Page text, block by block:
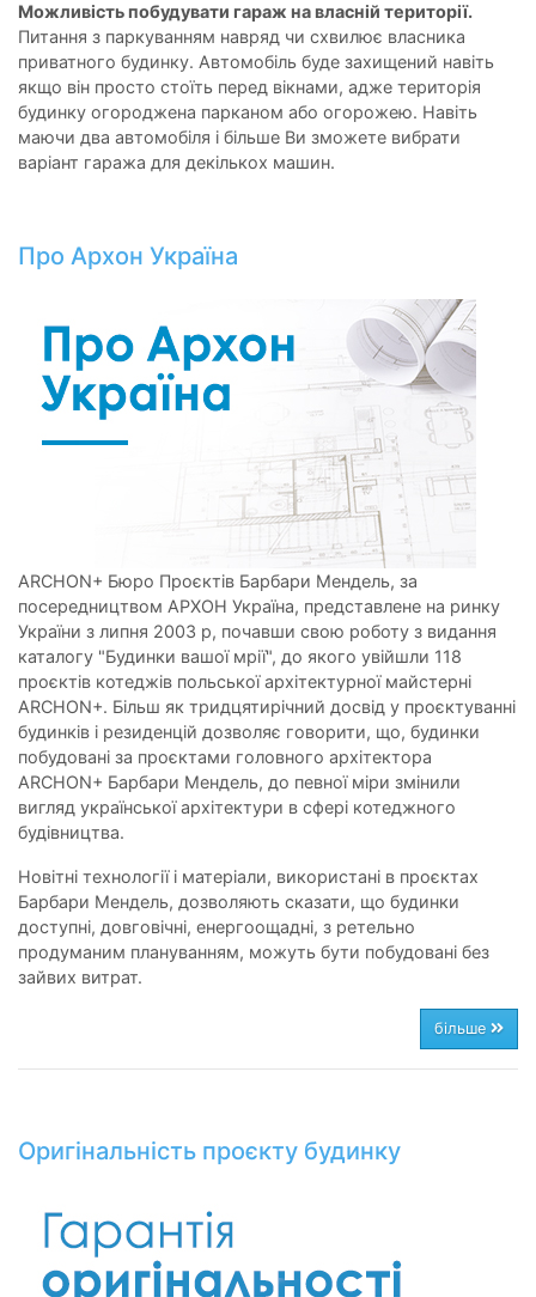
Можливість побудувати гараж на власній території.
Питання з паркуванням навряд чи схвилює власника
приватного будинку. Автомобіль буде захищений навіть
якщо він просто стоїть перед вікнами, адже територія
будинку огороджена парканом або огорожею. Навіть
маючи два автомобіля і більше Ви зможете вибрати
варіант гаража для декількох машин.
Про Архон Україна
ARCHON+ Бюро Проєктів Барбари Мендель, за
посередництвом АРХОН Україна, представлене на ринку
України з липня 2003 р, почавши свою роботу з видання
каталогу "Будинки вашої мрії", до якого увійшли 118
проєктів котеджів польської архітектурної майстерні
ARCHON+. Більш як тридцятирічний досвід у проєктуванні
будинків і резиденцій дозволяє говорити, що, будинки
побудовані за проєктами головного архітектора
ARCHON+ Барбари Мендель, до певної міри змінили
вигляд української архітектури в сфері котеджного
будівництва.
Новітні технології і матеріали, використані в проєктах
Барбари Мендель, дозволяють сказати, що будинки
доступні, довговічні, енергоощадні, з ретельно
продуманим плануванням, можуть бути побудовані без
зайвих витрат.
більше
Oригінальність проєкту будинку